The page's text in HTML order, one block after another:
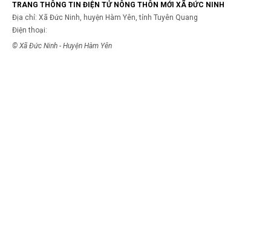
TRANG THÔNG TIN ĐIỆN TỬ NÔNG THÔN MỚI XÃ ĐỨC NINH
Địa chỉ: Xã Đức Ninh, huyện Hàm Yên, tỉnh Tuyên Quang
Điện thoại:
© Xã Đức Ninh - Huyện Hàm Yên